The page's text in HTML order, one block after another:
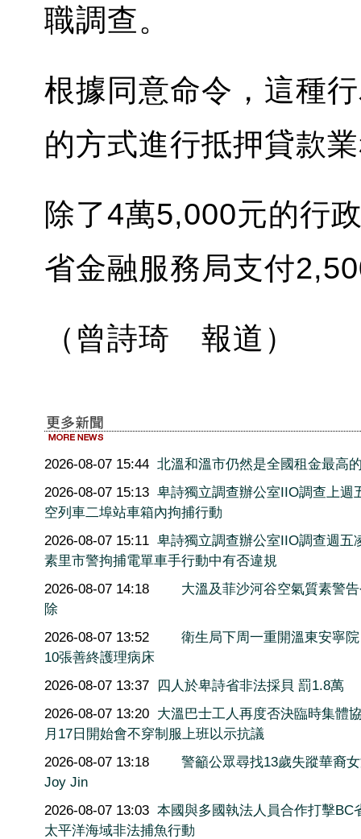
職調查。
根據同意命令，這種
的方式進行抵押貸款
除了4萬5,000元的行
省金融服務局支付
（曾詩琦 報道）
2026-08-07 15:44 北溫和溫市仍然是全國租金最高
2026-08-07 15:13 卑詩獨立調查辦公室IIO調查上週
空列車二埠站車箱內拘捕行動
2026-08-07 15:11 卑詩獨立調查辦公室IIO調查週五
素里市警拘捕電單車手行動中有否違規
2026-08-07 14:18
大溫及菲沙河谷空氣質素警
除
2026-08-07 13:52
衛生局下周一重開溫東安寧
10張善終護理病床
2026-08-07 13:37 四人於卑詩省非法採貝 罰1.8萬
2026-08-07 13:20 大溫巴士工人再度否決臨時集體
月17日開始會不穿制服上班以示抗議
2026-08-07 13:18
警籲公眾尋找13歲失蹤華裔
Joy Jin
2026-08-07 13:03 本國與多國執法人員合作打擊BC
太平洋海域非法捕魚行動